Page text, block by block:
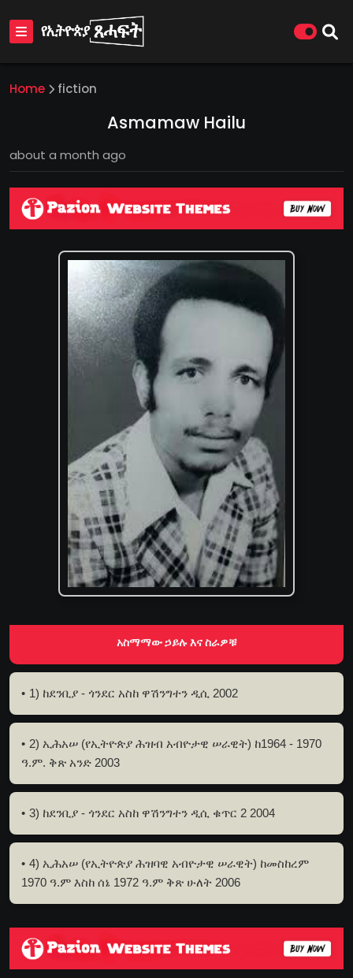
Home fiction
Asmamaw Hailu
about a month ago
አስማማው ኃይሉ እና ስራዎቹ
1) ከደንቢያ - ጎንደር አስከ ዋሽንግተን ዲሲ 2002
2) ኢሕአሠ (የኢትዮጵያ ሕዝብ አብዮታዊ ሠራዊት) ከ1964 - 1970
ዓ.ም. ቅጽ አንድ 2003
3) ከደንቢያ - ጎንደር አስከ ዋሽንግተን ዲሲ ቁጥር 2 2004
4) ኢሕአሠ (የኢትዮጵያ ሕዝባዊ አብዮታዊ ሠራዊት) ከመስከረም
1970 ዓ.ም እስከ ሰኔ 1972 ዓ.ም ቅጽ ሁለት 2006